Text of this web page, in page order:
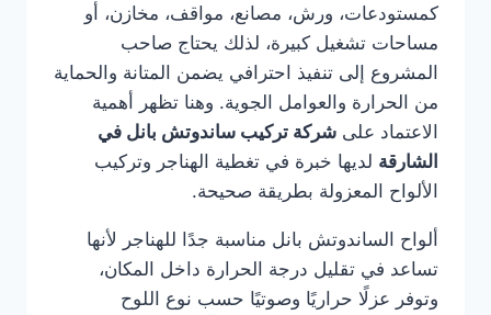
كمستودعات، ورش، مصانع، مواقف، مخازن، أو
مساحات تشغيل كبيرة، لذلك يحتاج صاحب
المشروع إلى تنفيذ احترافي يضمن المتانة والحماية
من الحرارة والعوامل الجوية. وهنا تظهر أهمية
الاعتماد على شركة تركيب ساندوتش بانل في
الشارقة لديها خبرة في تغطية الهناجر وتركيب
الألواح المعزولة بطريقة صحيحة.
ألواح الساندوتش بانل مناسبة جدًا للهناجر لأنها
تساعد في تقليل درجة الحرارة داخل المكان،
وتوفر عزلًا حراريًا وصوتيًا حسب نوع اللوح